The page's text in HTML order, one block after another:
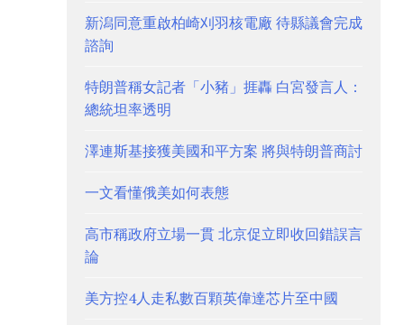
新潟同意重啟柏崎刈羽核電廠 待縣議會完成
諮詢
特朗普稱女記者「小豬」捱轟 白宮發言人：
總統坦率透明
澤連斯基接獲美國和平方案 將與特朗普商討
一文看懂俄美如何表態
高市稱政府立場一貫 北京促立即收回錯誤言
論
美方控4人走私數百顆英偉達芯片至中國